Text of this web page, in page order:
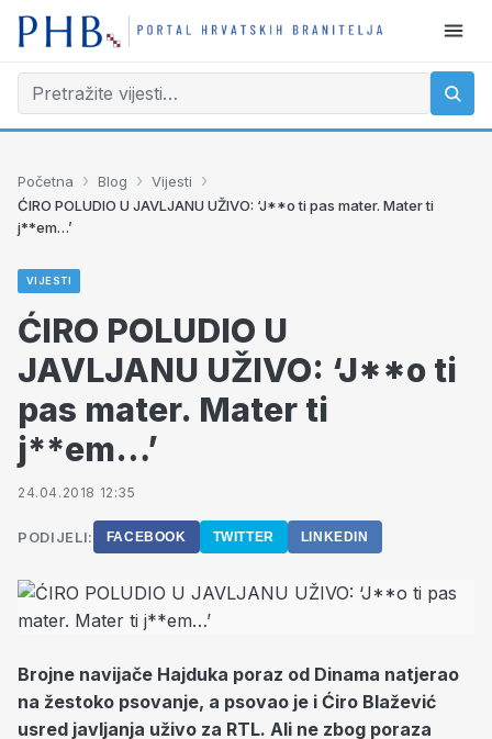
Početna › Blog › Vijesti ›
ĆIRO POLUDIO U JAVLJANU UŽIVO: ‘J**o ti pas mater. Mater ti
j**em…’
VIJESTI
ĆIRO POLUDIO U
JAVLJANU UŽIVO: ‘J**o ti
pas mater. Mater ti
j**em…’
24.04.2018 12:35
PODIJELI: FACEBOOK TWITTER LINKEDIN
Brojne navijače Hajduka poraz od Dinama natjerao
na žestoko psovanje, a psovao je i Ćiro Blažević
usred javljanja uživo za RTL. Ali ne zbog poraza